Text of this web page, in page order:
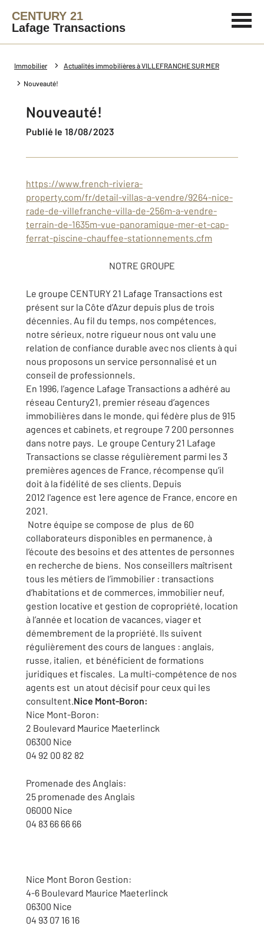
CENTURY 21
Lafage Transactions
Immobilier Actualités immobilières à VILLEFRANCHE SUR MER
Nouveauté!
Nouveauté!
Publié le 18/08/2023
https://www.french-riviera-
property.com/fr/detail-villas-a-vendre/9264-nice-
rade-de-villefranche-villa-de-256m-a-vendre-
terrain-de-1635m-vue-panoramique-mer-et-cap-
ferrat-piscine-chauffee-stationnements.cfm
NOTRE GROUPE
Le groupe CENTURY 21 Lafage Transactions est
présent sur la Côte d’Azur depuis plus de trois
décennies. Au fil du temps, nos compétences,
notre sérieux, notre rigueur nous ont valu une
relation de confiance durable avec nos clients à qui
nous proposons un service personnalisé et un
conseil de professionnels.
En 1996, l’agence Lafage Transactions a adhéré au
réseau Century21, premier réseau d’agences
immobilières dans le monde, qui fédère plus de 915
agences et cabinets, et regroupe 7 200 personnes
dans notre pays. Le groupe Century 21 Lafage
Transactions se classe régulièrement parmi les 3
premières agences de France, récompense qu’il
doit à la fidélité de ses clients. Depuis
2012 l'agence est 1ere agence de France, encore en
2021.
Notre équipe se compose de plus de 60
collaborateurs disponibles en permanence, à
l’écoute des besoins et des attentes de personnes
en recherche de biens. Nos conseillers maîtrisent
tous les métiers de l’immobilier : transactions
d’habitations et de commerces, immobilier neuf,
gestion locative et gestion de copropriété, location
à l’année et location de vacances, viager et
démembrement de la propriété. Ils suivent
régulièrement des cours de langues : anglais,
russe, italien, et bénéficient de formations
juridiques et fiscales. La multi-compétence de nos
agents est un atout décisif pour ceux qui les
consultent.Nice Mont-Boron:
Nice Mont-Boron:
2 Boulevard Maurice Maeterlinck
06300 Nice
04 92 00 82 82
Promenade des Anglais:
25 promenade des Anglais
06000 Nice
04 83 66 66 66
Nice Mont Boron Gestion:
4-6 Boulevard Maurice Maeterlinck
06300 Nice
04 93 07 16 16